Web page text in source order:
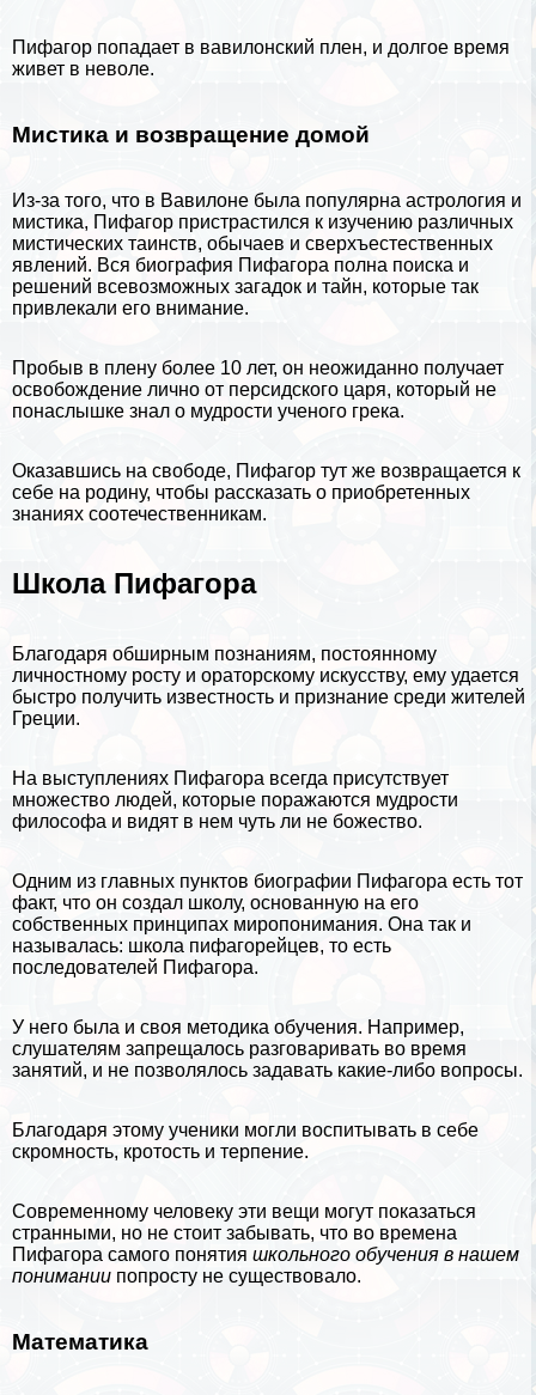
Пифагор попадает в вавилонский плен, и долгое время
живет в неволе.
Мистика и возвращение домой
Из-за того, что в Вавилоне была популярна астрология и
мистика, Пифагор пристрастился к изучению различных
мистических таинств, обычаев и сверхъестественных
явлений. Вся биография Пифагора полна поиска и
решений всевозможных загадок и тайн, которые так
привлекали его внимание.
Пробыв в плену более 10 лет, он неожиданно получает
освобождение лично от персидского царя, который не
понаслышке знал о мудрости ученого грека.
Оказавшись на свободе, Пифагор тут же возвращается к
себе на родину, чтобы рассказать о приобретенных
знаниях соотечественникам.
Школа Пифагора
Благодаря обширным познаниям, постоянному
личностному росту и ораторскому искусству, ему удается
быстро получить известность и признание среди жителей
Греции.
На выступлениях Пифагора всегда присутствует
множество людей, которые поражаются мудрости
философа и видят в нем чуть ли не божество.
Одним из главных пунктов биографии Пифагора есть тот
факт, что он создал школу, основанную на его
собственных принципах миропонимания. Она так и
называлась: школа пифагорейцев, то есть
последователей Пифагора.
У него была и своя методика обучения. Например,
слушателям запрещалось разговаривать во время
занятий, и не позволялось задавать какие-либо вопросы.
Благодаря этому ученики могли воспитывать в себе
скромность, кротость и терпение.
Современному человеку эти вещи могут показаться
странными, но не стоит забывать, что во времена
Пифагора самого понятия школьного обучения в нашем
понимании попросту не существовало.
Математика